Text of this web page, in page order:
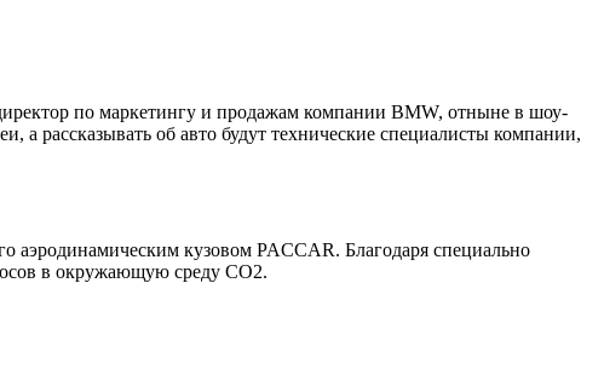
по маркетингу и продажам компании BMW, отныне в шоу-
рассказывать об авто будут технические специалисты компании,
аэродинамическим кузовом PACCAR. Благодаря специально
в окружающую среду CO2.